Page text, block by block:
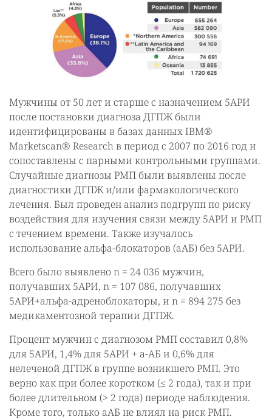
Мужчины от 50 лет и старше с назначением 5АРИ
после постановки диагноза ДГПЖ были
идентифицированы в базах данных IBM®
Marketscan® Research в период с 2007 по 2016 год и
сопоставлены с парными контрольными группами.
Случайные диагнозы РМП были выявлены после
диагностики ДГПЖ и/или фармакологического
лечения. Был проведен анализ подгрупп по риску
воздействия для изучения связи между 5АРИ и РМП
с течением времени. Также изучалось
использование альфа-блокаторов (аАБ) без 5АРИ.
Всего было выявлено n = 24 036 мужчин,
получавших 5АРИ, n = 107 086, получавших
5АРИ+альфа-адреноблокаторы, и n = 894 275 без
медикаментозной терапии ДГПЖ.
Процент мужчин с диагнозом РМП составил 0,8%
для 5АРИ, 1,4% для 5АРИ + а-АБ и 0,6% для
нелеченой ДГПЖ в группе возникшего РМП. Это
верно как при более коротком (≤ 2 года), так и при
более длительном (> 2 года) периоде наблюдения.
Кроме того, только аАБ не влиял на риск РМП.